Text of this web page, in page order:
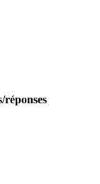
réponses